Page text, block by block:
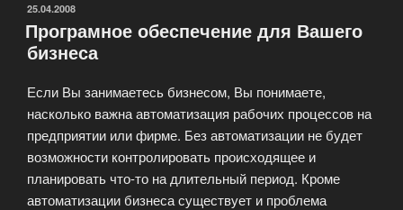
ОПУБЛИКОВАНО
25.04.2008
Програмное обеспечение для Вашего
бизнеса
Если Вы занимаетесь бизнесом, Вы понимаете,
насколько важна автоматизация рабочих процессов на
предприятии или фирме. Без автоматизации не будет
возможности контролировать происходящее и
планировать что-то на длительный период. Кроме
автоматизации бизнеса существует и проблема